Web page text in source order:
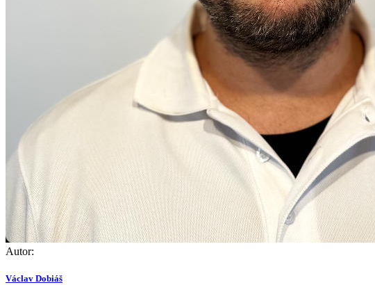
Autor:
Václav Dobiáš